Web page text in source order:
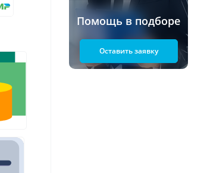
Помощь в подборе
Оставить заявку